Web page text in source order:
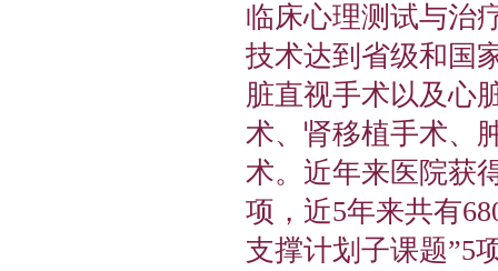
临床心理测试与治
技术达到省级和国
脏直视手术以及心
术、肾移植手术、
术。近年来医院获
项，近5年来共有
支撑计划子课题”5